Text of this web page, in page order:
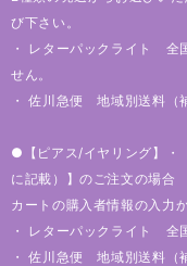
び下さい。
・ レターパックライト 全
せん。
・ 佐川急便 地域別送料（
●【ピアス/イヤリング】・
に記載）】のご注文の場合
カートの購入者情報の入力
・ レターパックライト 全
・ 佐川急便 地域別送料（